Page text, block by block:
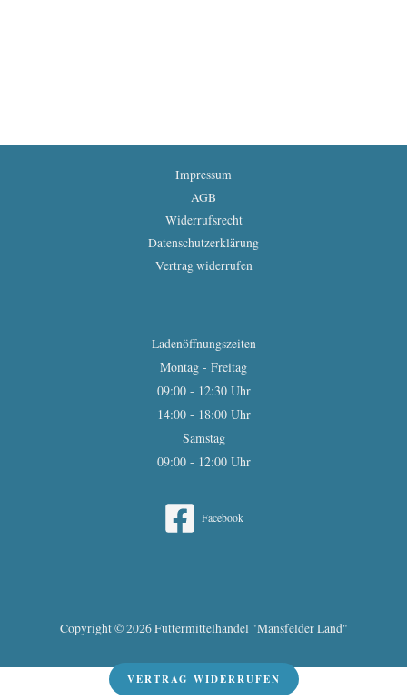
Impressum
AGB
Widerrufsrecht
Datenschutzerklärung
Vertrag widerrufen
Ladenöffnungszeiten
Montag - Freitag
09:00 - 12:30 Uhr
14:00 - 18:00 Uhr
Samstag
09:00 - 12:00 Uhr
Facebook
Copyright © 2026 Futtermittelhandel "Mansfelder Land"
VERTRAG WIDERRUFEN